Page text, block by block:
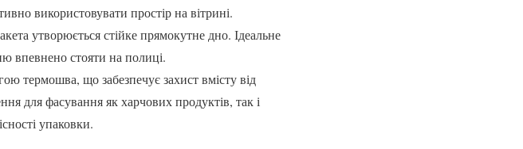
використовувати простір на вітрині.
утворюється стійке прямокутне дно. Ідеальне
впевнено стояти на полиці.
термошва, що забезпечує захист вмісту від
для фасування як харчових продуктів, так і
упаковки.